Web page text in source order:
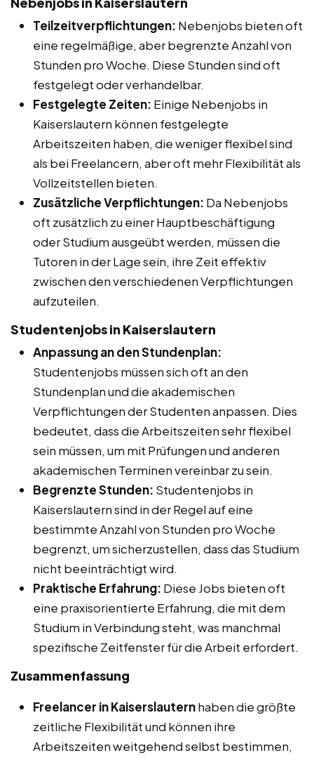
Teilzeitverpflichtungen: Nebenjobs bieten oft
eine regelmäßige, aber begrenzte Anzahl von
Stunden pro Woche. Diese Stunden sind oft
festgelegt oder verhandelbar.
Festgelegte Zeiten: Einige Nebenjobs in
Kaiserslautern können festgelegte
Arbeitszeiten haben, die weniger flexibel sind
als bei Freelancern, aber oft mehr Flexibilität als
Vollzeitstellen bieten.
Zusätzliche Verpflichtungen: Da Nebenjobs
oft zusätzlich zu einer Hauptbeschäftigung
oder Studium ausgeübt werden, müssen die
Tutoren in der Lage sein, ihre Zeit effektiv
zwischen den verschiedenen Verpflichtungen
aufzuteilen.
Studentenjobs in Kaiserslautern
Anpassung an den Stundenplan:
Studentenjobs müssen sich oft an den
Stundenplan und die akademischen
Verpflichtungen der Studenten anpassen. Dies
bedeutet, dass die Arbeitszeiten sehr flexibel
sein müssen, um mit Prüfungen und anderen
akademischen Terminen vereinbar zu sein.
Begrenzte Stunden: Studentenjobs in
Kaiserslautern sind in der Regel auf eine
bestimmte Anzahl von Stunden pro Woche
begrenzt, um sicherzustellen, dass das Studium
nicht beeinträchtigt wird.
Praktische Erfahrung: Diese Jobs bieten oft
eine praxisorientierte Erfahrung, die mit dem
Studium in Verbindung steht, was manchmal
spezifische Zeitfenster für die Arbeit erfordert.
Zusammenfassung
Freelancer in Kaiserslauternhaben die größte
zeitliche Flexibilität und können ihre
Arbeitszeiten weitgehend selbst bestimmen,